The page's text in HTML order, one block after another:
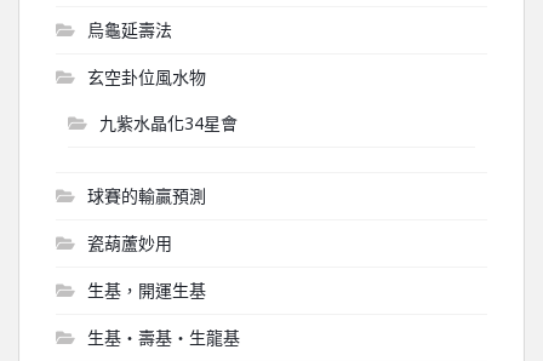
烏龜延壽法
玄空卦位風水物
九紫水晶化34星會
球賽的輸贏預測
瓷葫蘆妙用
生基，開運生基
生基‧壽基‧生龍基